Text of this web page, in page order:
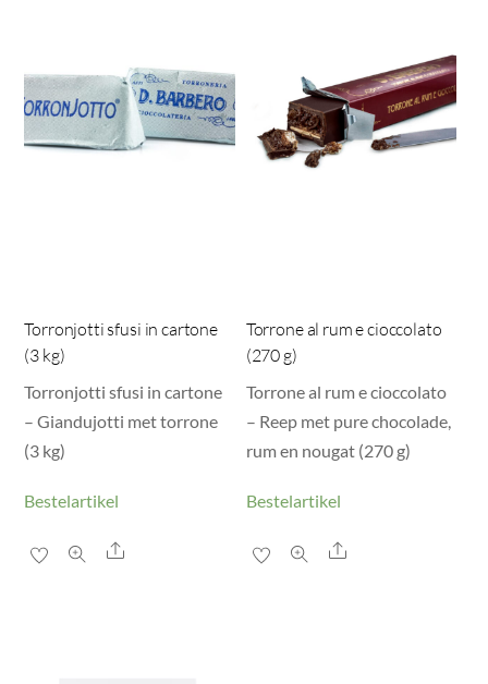
Torronjotti sfusi in cartone
(3 kg)
Torronjotti sfusi in cartone
– Giandujotti met torrone
(3 kg)
Bestelartikel
Share
Torrone al rum e cioccolato
(270 g)
Torrone al rum e cioccolato
– Reep met pure chocolade,
rum en nougat (270 g)
Bestelartikel
Share